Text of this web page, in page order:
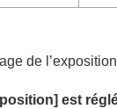
de
est